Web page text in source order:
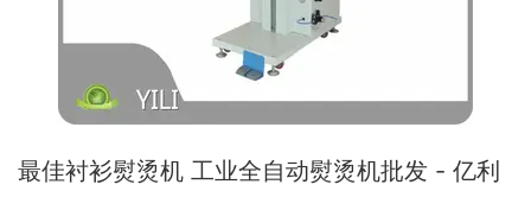
最佳衬衫熨烫机 工业全自动熨烫机批发 - 亿利